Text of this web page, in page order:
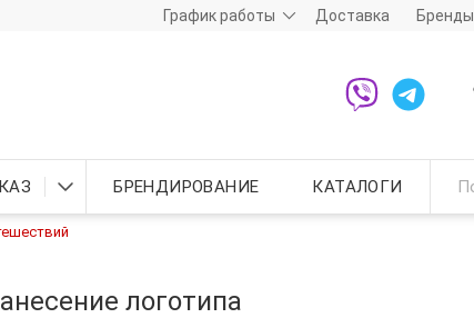
График работы Доставка Бренды
БРЕНДИРОВАНИЕ КАТАЛОГИ
логотипа